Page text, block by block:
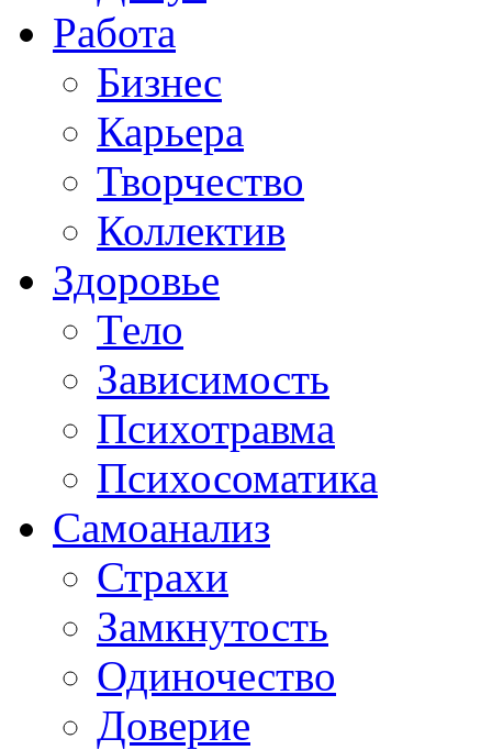
Работа
Бизнес
Карьера
Творчество
Коллектив
Здоровье
Тело
Зависимость
Психотравма
Психосоматика
Самоанализ
Страхи
Замкнутость
Одиночество
Доверие